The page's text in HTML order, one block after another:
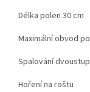
Délka polen 30 cm
Maximální obvod
Spalování
Hoření na roštu